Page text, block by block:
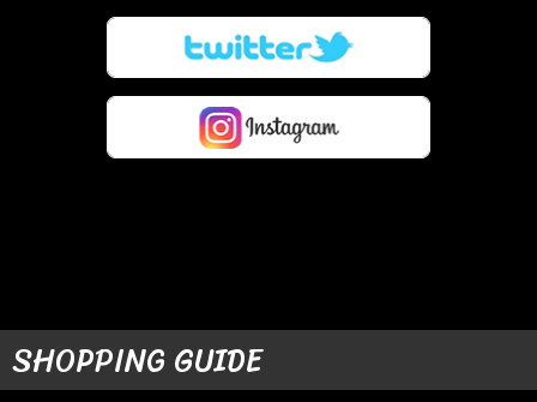
SHOPPING GUIDE